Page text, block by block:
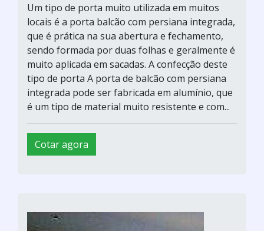
Um tipo de porta muito utilizada em muitos
locais é a porta balcão com persiana integrada,
que é prática na sua abertura e fechamento,
sendo formada por duas folhas e geralmente é
muito aplicada em sacadas. A confecção deste
tipo de porta A porta de balcão com persiana
integrada pode ser fabricada em alumínio, que
é um tipo de material muito resistente e com...
Cotar agora